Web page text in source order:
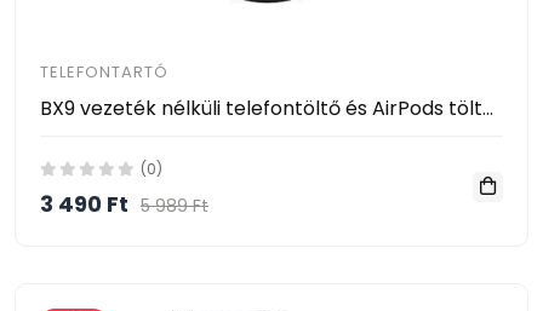
TELEFONTARTÓ
BX9 vezeték nélküli telefontöltő és AirPods töltő autóba - fekete
(0)
3 490 Ft 5 989 Ft